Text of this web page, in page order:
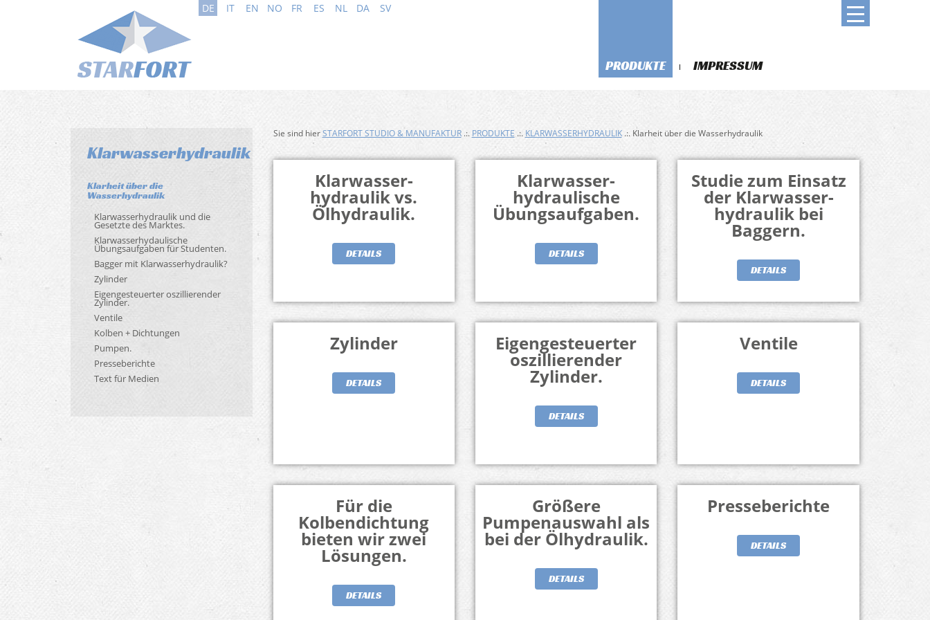
DE IT EN NO FR ES NL DA SV
PRODUKTE IMPRESSUM
Klarwasserhydraulik
Klarheit über die
Wasserhydraulik
Klarwasserhydraulik und die
Gesetzte des Marktes.
Klarwasserhydaulische
Übungsaufgaben für Studenten.
Bagger mit Klarwasserhydraulik?
Zylinder
Eigengesteuerter oszillierender
Zylinder.
Ventile
Kolben + Dichtungen
Pumpen.
Presseberichte
Text für Medien
Sie sind hierSTARFORT STUDIO & MANUFAKTUR.:. PRODUKTE .:. KLARWASSERHYDRAULIK.:. Klarheit über die Wasserhydraulik
Klarwasser-
hydraulik vs.
Ölhydraulik.
DETAILS
Klarwasser-
hydraulische
Übungsaufgaben.
DETAILS
Studie zum Einsatz
der Klarwasser-
hydraulik bei
Baggern.
DETAILS
Zylinder
DETAILS
Eigengesteuerter
oszillierender
Zylinder.
DETAILS
Ventile
DETAILS
Für die
Kolbendichtung
bieten wir zwei
Lösungen.
DETAILS
Größere
Pumpenauswahl als
bei der Ölhydraulik.
DETAILS
Presseberichte
DETAILS